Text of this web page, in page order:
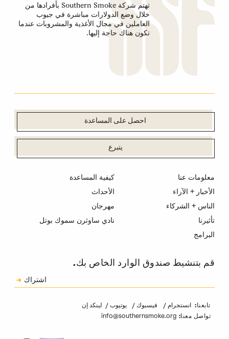
تهتم شركة Southern Smoke بأفرادها من
خلال وضع الدولارات مباشرة في جيوب
العاملين في مجال الأغذية والمشروبات عندما
تكون هناك حاجة إليها.
احصل على المساعدة
يتبرع
معلومات عنا
الأخبار + الآراء
الناس + الشركاء
تأثيرنا
البرامج
كيفية المساعدة
الأحداث
مهرجان
نادي ساوثرن سموك بوتل
قم بتنشيط صندوق الوارد الخاص بك.
الكابتشا
اشتراك
تابعنا: انستجرام فيسبوك يوتيوب لينكد إن
تواصل معنا: info@southernsmoke.org